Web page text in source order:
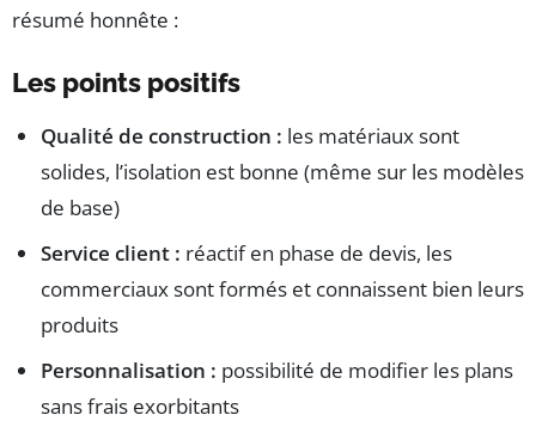
résumé honnête :
Les points positifs
Qualité de construction : les matériaux sont
solides, l’isolation est bonne (même sur les modèles
de base)
Service client : réactif en phase de devis, les
commerciaux sont formés et connaissent bien leurs
produits
Personnalisation : possibilité de modifier les plans
sans frais exorbitants